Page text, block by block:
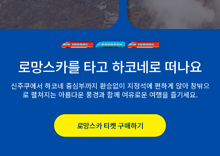
로망스카를 타고 하코네로 떠나요
신주쿠에서 하코네 중심부까지 환승없이 지정석에 편하게 앉아 창밖으
로 펼쳐지는 아름다운 풍경과 함께 여유로운 여행을 즐기세요.
로망스카 티켓 구매하기